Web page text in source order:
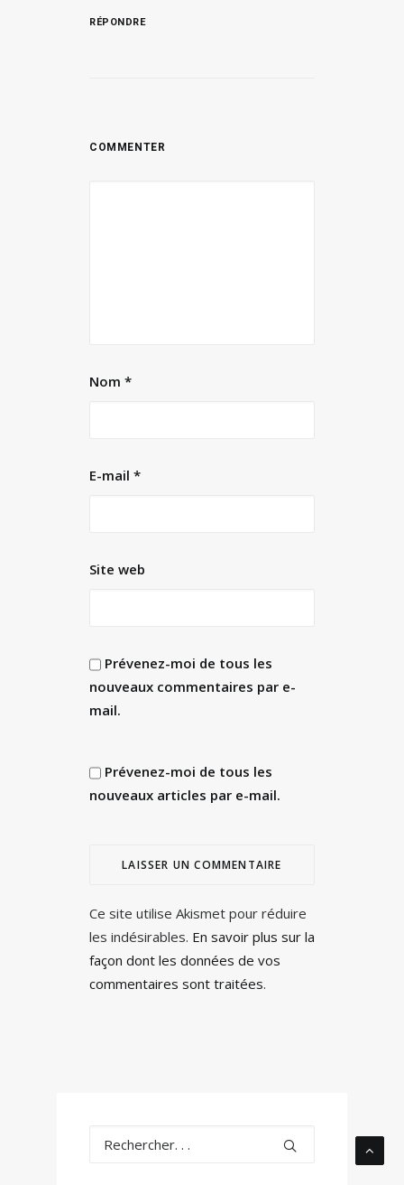
RÉPONDRE
Nom *
E-mail *
Site web
Prévenez-moi de tous les
nouveaux commentaires par e-
mail.
Prévenez-moi de tous les
nouveaux articles par e-mail.
Ce site utilise Akismet pour réduire
les indésirables. En savoir plus sur la
façon dont les données de vos
commentaires sont traitées.